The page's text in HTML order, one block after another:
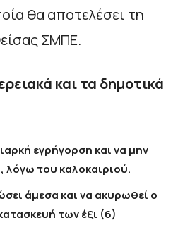
θα αποτελέσει τη
ΣΜΠΕ.
και τα δημοτικά
εγρήγορση και να μην
λόγω του καλοκαιριού.
άμεσα και να ακυρωθεί ο
των έξι (6)